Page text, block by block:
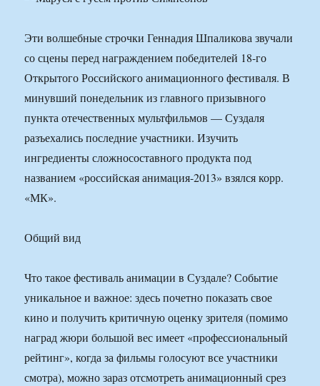
Эти волшебные строчки Геннадия Шпаликова звучали
со сцены перед награждением победителей 18-го
Открытого Российского анимационного фестиваля. В
минувший понедельник из главного призывного
пункта отечественных мультфильмов — Суздаля
разъехались последние участники. Изучить
ингредиенты сложносоставного продукта под
названием «российская анимация-2013» взялся корр.
«МК».
Общий вид
Что такое фестиваль анимации в Суздале? Событие
уникальное и важное: здесь почетно показать свое
кино и получить критичную оценку зрителя (помимо
наград жюри большой вес имеет «профессиональный
рейтинг», когда за фильмы голосуют все участники
смотра), можно зараз отсмотреть анимационный срез